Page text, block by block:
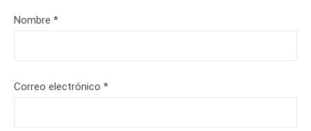
Nombre *
Correo electrónico *